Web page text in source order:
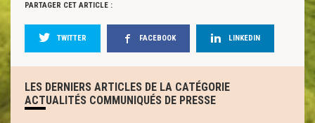
PARTAGER CET ARTICLE :
TWITTER FACEBOOK LINKEDIN
LES DERNIERS ARTICLES DE LA CATÉGORIE
ACTUALITÉS COMMUNIQUÉS DE PRESSE